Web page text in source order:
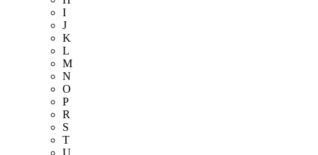
I
J
K
L
M
N
O
P
R
S
T
U